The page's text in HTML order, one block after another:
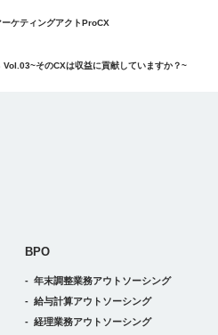
ケティングアクトProCX
そのCXは収益に貢献していますか？~
BPO
年末調整業務アウトソーシング
給与計算アウトソーシング
経理業務アウトソーシング